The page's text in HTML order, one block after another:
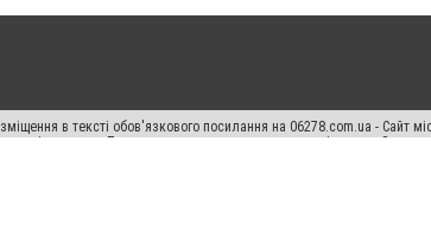
в тексті обов'язкового посилання на 06278.com.ua - Сайт
джерела. Порушення виняткових прав переслідується